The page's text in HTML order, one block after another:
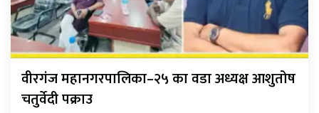
वीरगंज महानगरपालिका–२५ का वडा अध्यक्ष आशुतोष
चतुर्वेदी पक्राउ